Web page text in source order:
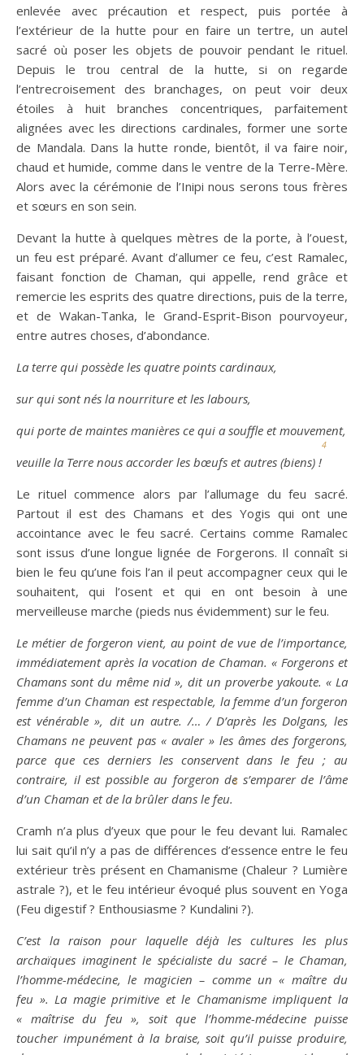
enlevée avec précaution et respect, puis portée à
l’extérieur de la hutte pour en faire un tertre, un autel
sacré où poser les objets de pouvoir pendant le rituel.
Depuis le trou central de la hutte, si on regarde
l’entrecroisement des branchages, on peut voir deux
étoiles à huit branches concentriques, parfaitement
alignées avec les directions cardinales, former une sorte
de Mandala. Dans la hutte ronde, bientôt, il va faire noir,
chaud et humide, comme dans le ventre de la Terre-Mère.
Alors avec la cérémonie de l’Inipi nous serons tous frères
et sœurs en son sein.
Devant la hutte à quelques mètres de la porte, à l’ouest,
un feu est préparé. Avant d’allumer ce feu, c’est Ramalec,
faisant fonction de Chaman, qui appelle, rend grâce et
remercie les esprits des quatre directions, puis de la terre,
et de Wakan-Tanka, le Grand-Esprit-Bison pourvoyeur,
entre autres choses, d’abondance.
La terre qui possède les quatre points cardinaux,
sur qui sont nés la nourriture et les labours,
qui porte de maintes manières ce qui a souffle et mouvement,
veuille la Terre nous accorder les bœufs et autres (biens) !
4
Le rituel commence alors par l’allumage du feu sacré.
Partout il est des Chamans et des Yogis qui ont une
accointance avec le feu sacré. Certains comme Ramalec
sont issus d’une longue lignée de Forgerons. Il connaît si
bien le feu qu’une fois l’an il peut accompagner ceux qui le
souhaitent, qui l’osent et qui en ont besoin à une
merveilleuse marche (pieds nus évidemment) sur le feu.
Le métier de forgeron vient, au point de vue de l’importance,
immédiatement après la vocation de Chaman. « Forgerons et
Chamans sont du même nid », dit un proverbe yakoute. « La
femme d’un Chaman est respectable, la femme d’un forgeron
est vénérable », dit un autre. /… / D’après les Dolgans, les
Chamans ne peuvent pas « avaler » les âmes des forgerons,
parce que ces derniers les conservent dans le feu ; au
contraire, il est possible au forgeron de s’emparer de l’âme
d’un Chaman et de la brûler dans le feu.
5
Cramh n’a plus d’yeux que pour le feu devant lui. Ramalec
lui sait qu’il n’y a pas de différences d’essence entre le feu
extérieur très présent en Chamanisme (Chaleur ? Lumière
astrale ?), et le feu intérieur évoqué plus souvent en Yoga
(Feu digestif ? Enthousiasme ? Kundalini ?).
C’est la raison pour laquelle déjà les cultures les plus
archaïques imaginent le spécialiste du sacré – le Chaman,
l’homme-médecine, le magicien – comme un « maître du
feu ». La magie primitive et le Chamanisme impliquent la
« maîtrise du feu », soit que l’homme-médecine puisse
toucher impunément à la braise, soit qu’il puisse produire,